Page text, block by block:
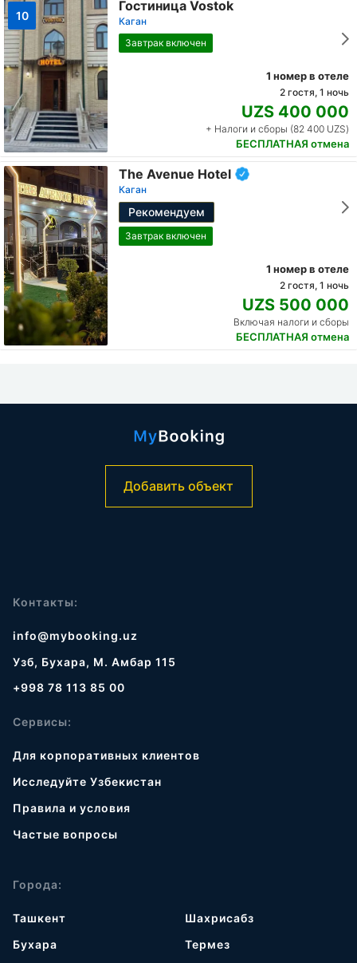
10
Гостиница Vostok
Каган
Завтрак включен
1 номер в отеле
2 гостя, 1 ночь
UZS 400 000
+ Налоги и сборы (82 400 UZS)
БЕСПЛАТНАЯ отмена
The Avenue Hotel
Каган
Рекомендуем
Завтрак включен
1 номер в отеле
2 гостя, 1 ночь
UZS 500 000
Включая налоги и сборы
БЕСПЛАТНАЯ отмена
Добавить объект
Контакты:
info@mybooking.uz
Узб, Бухара, М. Амбар 115
+998 78 113 85 00
Сервисы:
Для корпоративных клиентов
Исследуйте Узбекистан
Правила и условия
Частые вопросы
Города:
Ташкент
Бухара
Шахрисабз
Термез